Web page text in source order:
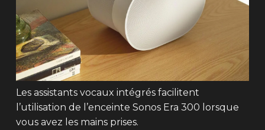
Les assistants vocaux intégrés facilitent
l’utilisation de l’enceinte Sonos Era 300 lorsque
vous avez les mains prises.